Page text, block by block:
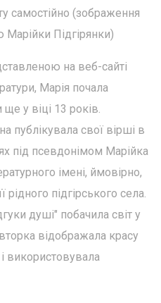
самостійно (зображення
Підгірянки)
на веб-сайті
Марія почала
у віці 13 років.
публікувала свої вірші в
під псевдонімом Марійка
імені, ймовірно,
підгірського села.
душі" побачила світ у
відображала красу
використовувала